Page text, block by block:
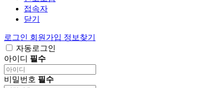
접속자
닫기
로그인 회원가입 정보찾기
자동로그인
아이디 필수
비밀번호 필수